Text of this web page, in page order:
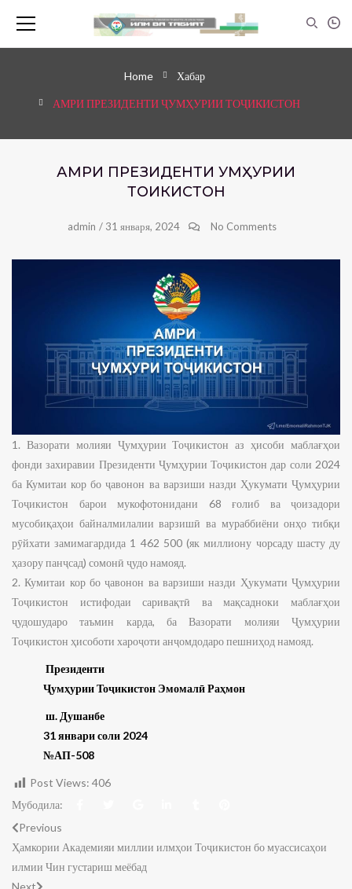
Home Хабар
АМРИ ПРЕЗИДЕНТИ ҶУМҲУРИИ ТОҶИКИСТОН
АМРИ ПРЕЗИДЕНТИ ҶУМҲУРИИ
ТОҶИКИСТОН
admin / 31 января, 2024 No Comments
1. Вазорати молияи Ҷумҳурии Тоҷикистон аз ҳисоби маблағҳои
фонди захиравии Президенти Ҷумҳурии Тоҷикистон дар соли 2024
ба Кумитаи кор бо ҷавонон ва варзиши назди Ҳукумати Ҷумҳурии
Тоҷикистон барои мукофотонидани 68 ғолиб ва ҷоизадори
мусобиқаҳои байналмилалии варзишӣ ва мураббиёни онҳо тибқи
рӯйхати замимагардида 1 462 500 (як миллиону чорсаду шасту ду
ҳазору панҷсад) сомонӣ ҷудо намояд.
2. Кумитаи кор бо ҷавонон ва варзиши назди Ҳукумати Ҷумҳурии
Тоҷикистон истифодаи саривақтӣ ва мақсадноки маблағҳои
ҷудошударо таъмин карда, ба Вазорати молияи Ҷумҳурии
Тоҷикистон ҳисоботи хароҷоти анҷомдодаро пешниҳод намояд.
Президенти
Ҷумҳурии Тоҷикистон Эмомалӣ Раҳмон
ш. Душанбе
31 январи соли 2024
№АП-508
Post Views: 406
Мубодила:
Previous
Ҳамкории Академияи миллии илмҳои Тоҷикистон бо муассисаҳои
илмии Чин густариш меёбад